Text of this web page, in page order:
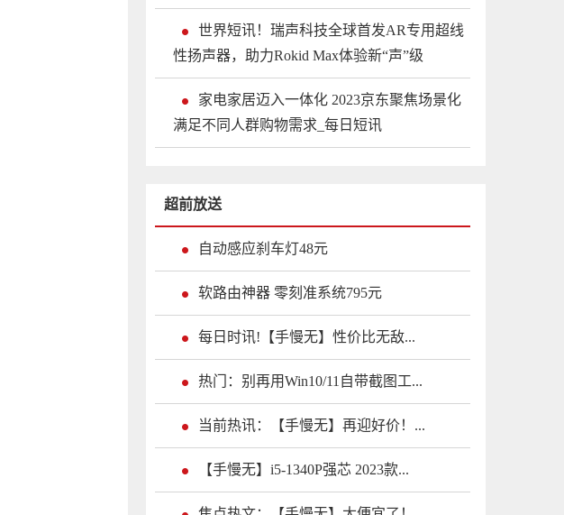
世界短讯！瑞声科技全球首发AR专用超线
性扬声器，助力Rokid Max体验新“声”级
家电家居迈入一体化 2023京东聚焦场景化
满足不同人群购物需求_每日短讯
超前放送
自动感应刹车灯48元
软路由神器 零刻准系统795元
每日时讯!【手慢无】性价比无敌...
热门：别再用Win10/11自带截图工...
当前热讯：【手慢无】再迎好价！...
【手慢无】i5-1340P强芯 2023款...